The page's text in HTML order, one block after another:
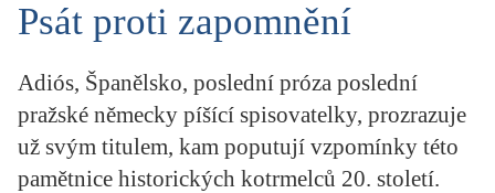
KNIHY
LITERATURY
KATEGORIE
STUDIE
PORTRÉT
Psát proti zapomnění
Adiós, Španělsko, poslední próza poslední
pražské německy píšící spisovatelky, prozrazuje
už svým titulem, kam poputují vzpomínky této
pamětnice historických kotrmelců 20. století.